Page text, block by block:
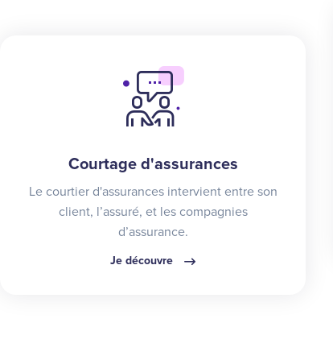
Courtage d'assurances
Le courtier d'assurances intervient entre son
client, l’assuré, et les compagnies
d’assurance.
Je découvre